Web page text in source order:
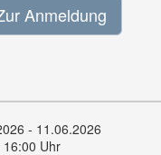
Anmeldung
- 11.06.2026
Uhr